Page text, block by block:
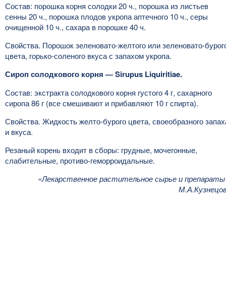
Состав: порошка корня солодки 20 ч., порошка из листьев
сенны 20 ч., порошка плодов укропа аптечного 10 ч., серы
очищенной 10 ч., сахара в порошке 40 ч.
Свойства. Порошок зеленовато-желтого или зеленовато-
цвета, горько-соленого вкуса с запахом укропа.
Сироп солодкового корня — Sirupus Liquiritiae.
Состав: экстракта солодкового корня густого 4 г, сахарного
сиропа 86 г (все смешивают и прибавляют 10 г спирта).
Свойства. Жидкость желто-бурого цвета, своеобразного
и вкуса.
Резаный корень входит в сборы: грудные, мочегонные,
слабительные, противо-геморроидальные.
«Лекарственное растительное сырье и